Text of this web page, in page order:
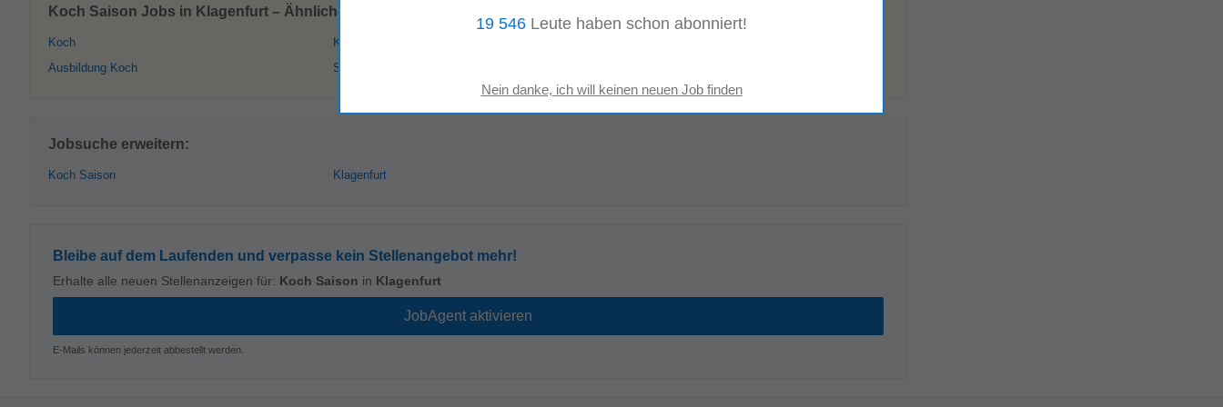
Koch Saison Jobs in Klagenfurt – Ähnliche Stellenangebote:
Koch
Ausbildung Koch
Koch Restaurant
Saison
Jobsuche erweitern:
Koch Saison Klagenfurt
Bleibe auf dem Laufenden und verpasse kein Stellenangebot mehr!
Erhalte alle neuen Stellenanzeigen für: Koch Saison in Klagenfurt
E-Mails können jederzeit abbestellt werden.
19 546 Leute haben schon abonniert!